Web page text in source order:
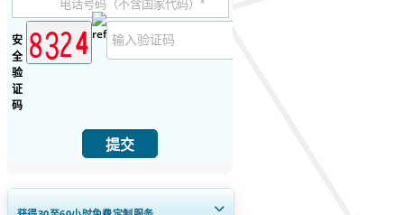
安
全
验
证
码
提交